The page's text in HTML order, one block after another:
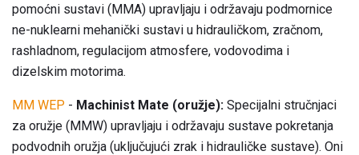
pomoćni sustavi (MMA) upravljaju i održavaju podmornice
ne-nuklearni mehanički sustavi u hidrauličkom, zračnom,
rashladnom, regulacijom atmosfere, vodovodima i
dizelskim motorima.
MM WEP - Machinist Mate (oružje): Specijalni stručnjaci
za oružje (MMW) upravljaju i održavaju sustave pokretanja
podvodnih oružja (uključujući zrak i hidrauličke sustave). Oni